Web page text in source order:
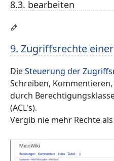
8.3. bearbeiten
9. Zugriffsrechte
DieSteuerung der
Schreiben,
durch
(ACL's).
Vergib nie mehr Rechte